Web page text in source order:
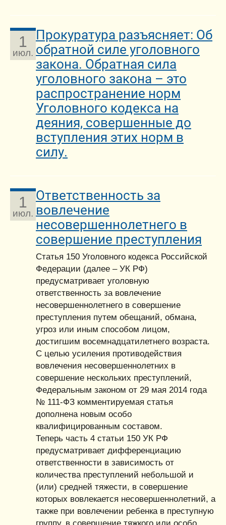
1
июл.
Прокуратура разъясняет: Об
обратной силе уголовного
закона. Обратная сила
уголовного закона – это
распространение норм
Уголовного кодекса на
деяния, совершенные до
вступления этих норм в
силу.
1
июл.
Ответственность за
вовлечение
несовершеннолетнего в
совершение преступления
Статья 150 Уголовного кодекса Российской
Федерации (далее – УК РФ)
предусматривает уголовную
ответственность за вовлечение
несовершеннолетнего в совершение
преступления путем обещаний, обмана,
угроз или иным способом лицом,
достигшим восемнадцатилетнего возраста.
С целью усиления противодействия
вовлечения несовершеннолетних в
совершение нескольких преступлений,
Федеральным законом от 29 мая 2014 года
№ 111-ФЗ комментируемая статья
дополнена новым особо
квалифицированным составом.
Теперь часть 4 статьи 150 УК РФ
предусматривает дифференциацию
ответственности в зависимость от
количества преступлений небольшой и
(или) средней тяжести, в совершение
которых вовлекается несовершеннолетний, а
также при вовлечении ребенка в преступную